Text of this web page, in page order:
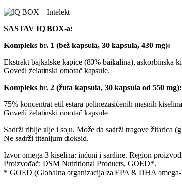
SASTAV IQ BOX-a:
Kompleks br. 1 (bež kapsula, 30 kapsula, 430 mg):
Ekstrakt bajkalske kapice (80% baikalina), askorbinska
Goveđi želatinski omotač kapsule.
Kompleks br. 2 (žuta kapsula, 30 kapsula od 550 mg):
75% koncentrat etil estara polinezasićenih masnih
Goveđi želatinski omotač kapsule.
Sadrži riblje ulje i soju. Može da sadrži tragove žitarica
Ne sadrži titanijum dioksid.
Izvor omega-3 kiselina: inćuni i sardine. Region
Proizvođač: DSM Nutritional Products, GOED*.
* GOED (Globalna organizacija za EPA & DHA omega-